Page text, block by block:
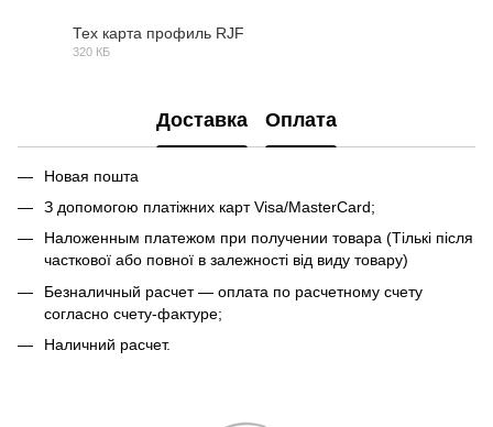
Тех карта профиль RJF
320 КБ
Доставка Оплата
Новая пошта
З допомогою платіжних карт Visa/MasterCard;
Наложенным платежом при получении товара (Тількі після
часткової або повної в залежності від виду товару)
Безналичный расчет — оплата по расчетному счету
согласно счету-фактуре;
Наличний расчет.